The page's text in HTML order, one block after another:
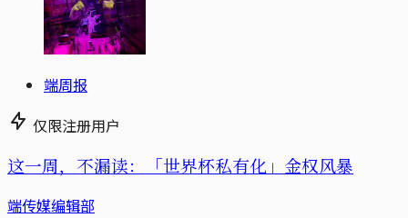
端周报
仅限注册用户
这一周，不漏读：「世界杯私有化」金权风暴
端传媒编辑部